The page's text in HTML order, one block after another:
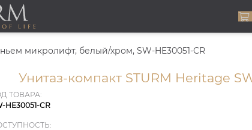
микролифт, белый/хром, SW-HE30051-CR
Унитаз-компакт STURM Heritage
ТОВАРА:
HE30051-CR